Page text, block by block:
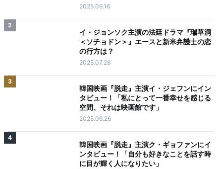
2025.09.16
2
イ・ジョンソク主演の法廷ドラマ『瑞草洞
＜ソチョドン＞』エースと新米弁護士の恋
の行方は？
2025.07.28
3
韓国映画『脱走』主演イ・ジェフンにイン
タビュー！「私にとって一番幸せを感じる
空間、それは映画館です」
2025.06.26
4
韓国映画『脱走』主演ク・ギョファンにイ
ンタビュー！「自分も好きなことを話す時
に目が輝く人になりたい」